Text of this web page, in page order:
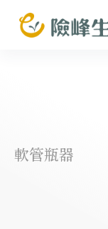
跳
至
軟管瓶器